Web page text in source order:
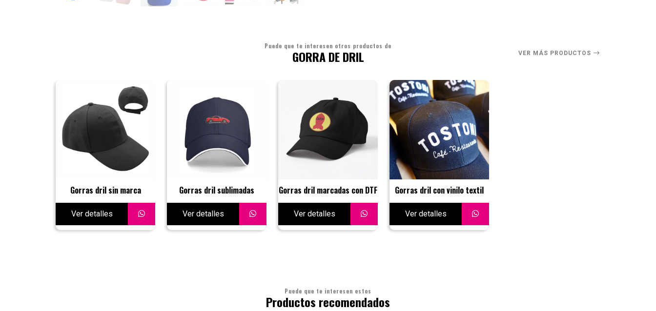
Puede que te interesen otros productos de
GORRA DE DRIL VER MÁS PRODUCTOS
Gorras dril sin marca
Ver detalles
Gorras dril sublimadas
Ver detalles
Gorras dril marcadas con DTF
Ver detalles
Gorras dril con vinilo textil
Ver detalles
Puede que te interesen estos
Productos recomendados